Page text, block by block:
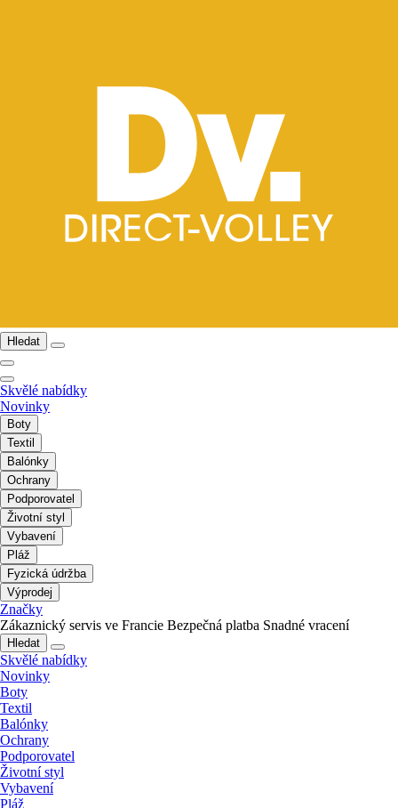
Hledat
Skvělé nabídky
Novinky
Boty
Textil
Balónky
Ochrany
Podporovatel
Životní styl
Vybavení
Pláž
Fyzická údržba
Výprodej
Značky
Zákaznický servis ve Francie Bezpečná platba Snadné vracení
Hledat
Skvělé nabídky
Novinky
Boty
Textil
Balónky
Ochrany
Podporovatel
Životní styl
Vybavení
Pláž